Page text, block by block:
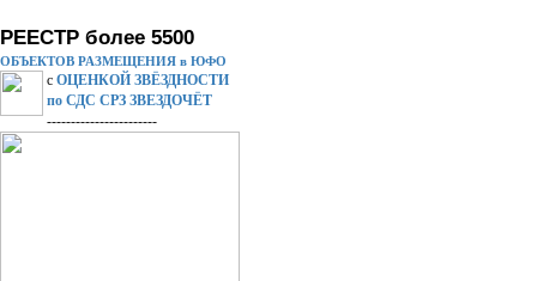
РЕЕСТР более 5500
ОБЪЕКТОВ РАЗМЕЩЕНИЯ в ЮФО
с ОЦЕНКОЙ ЗВЁЗДНОСТИ
по СДС СРЗ ЗВЕЗДОЧЁТ
-----------------------